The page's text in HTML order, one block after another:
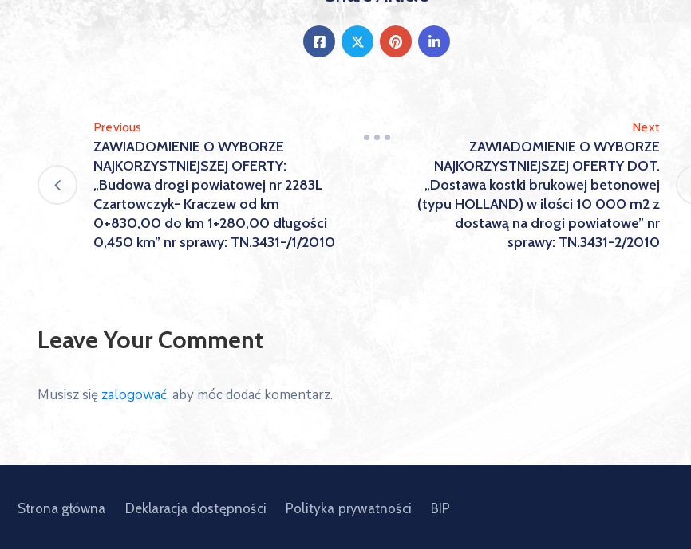
Previous
ZAWIADOMIENIE O WYBORZE
NAJKORZYSTNIEJSZEJ OFERTY:
„Budowa drogi powiatowej nr 2283L
Czartowczyk- Kraczew od km
0+830,00 do km 1+280,00 długości
0,450 km” nr sprawy: TN.3431-/1/2010
Next
ZAWIADOMIENIE O WYBORZE
NAJKORZYSTNIEJSZEJ OFERTY DOT.
„Dostawa kostki brukowej betonowej
(typu HOLLAND) w ilości 10 000 m2 z
dostawą na drogi powiatowe” nr
sprawy: TN.3431-2/2010
Leave Your Comment
Musisz się zalogować, aby móc dodać komentarz.
Strona główna Deklaracja dostępności Polityka prywatności BIP